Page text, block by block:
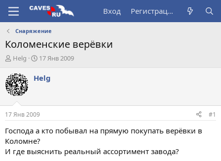
Вход Регистрация
Снаряжение
Коломенские верёвки
А
т
о
р
т
е
м
ы
Helg
Д
т
ч
а
л
а
17 Янв 2009
Helg
17 Янв 2009 #1
Господа а кто побывал на прямую покупать верёвки в
Коломне?
И где выяснить реальный ассортимент завода?